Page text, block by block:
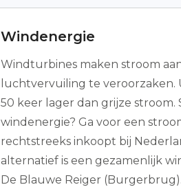
Windenergie
Windturbines maken stroom
luchtvervuiling te veroorzaken.
50 keer lager dan grijze stroom.
windenergie? Ga voor een
rechtstreeks inkoopt bij
alternatief is een gezamenlijk
De Blauwe Reiger (Burgerbrug).